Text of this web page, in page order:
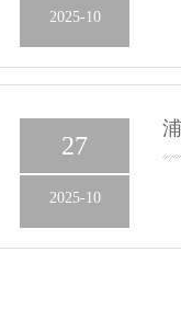
2025-10
27
2025-10